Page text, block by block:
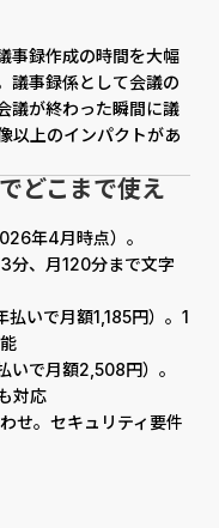
事録作成の時間を大幅
議事録係として会議の
議が終わった瞬間に議
以上のインパクトがあ
どこまで使え
年4月時点）。
分、月120分まで文字
払いで月額1,185円）。1
いで月額2,508円）。
対応
せ。セキュリティ要件